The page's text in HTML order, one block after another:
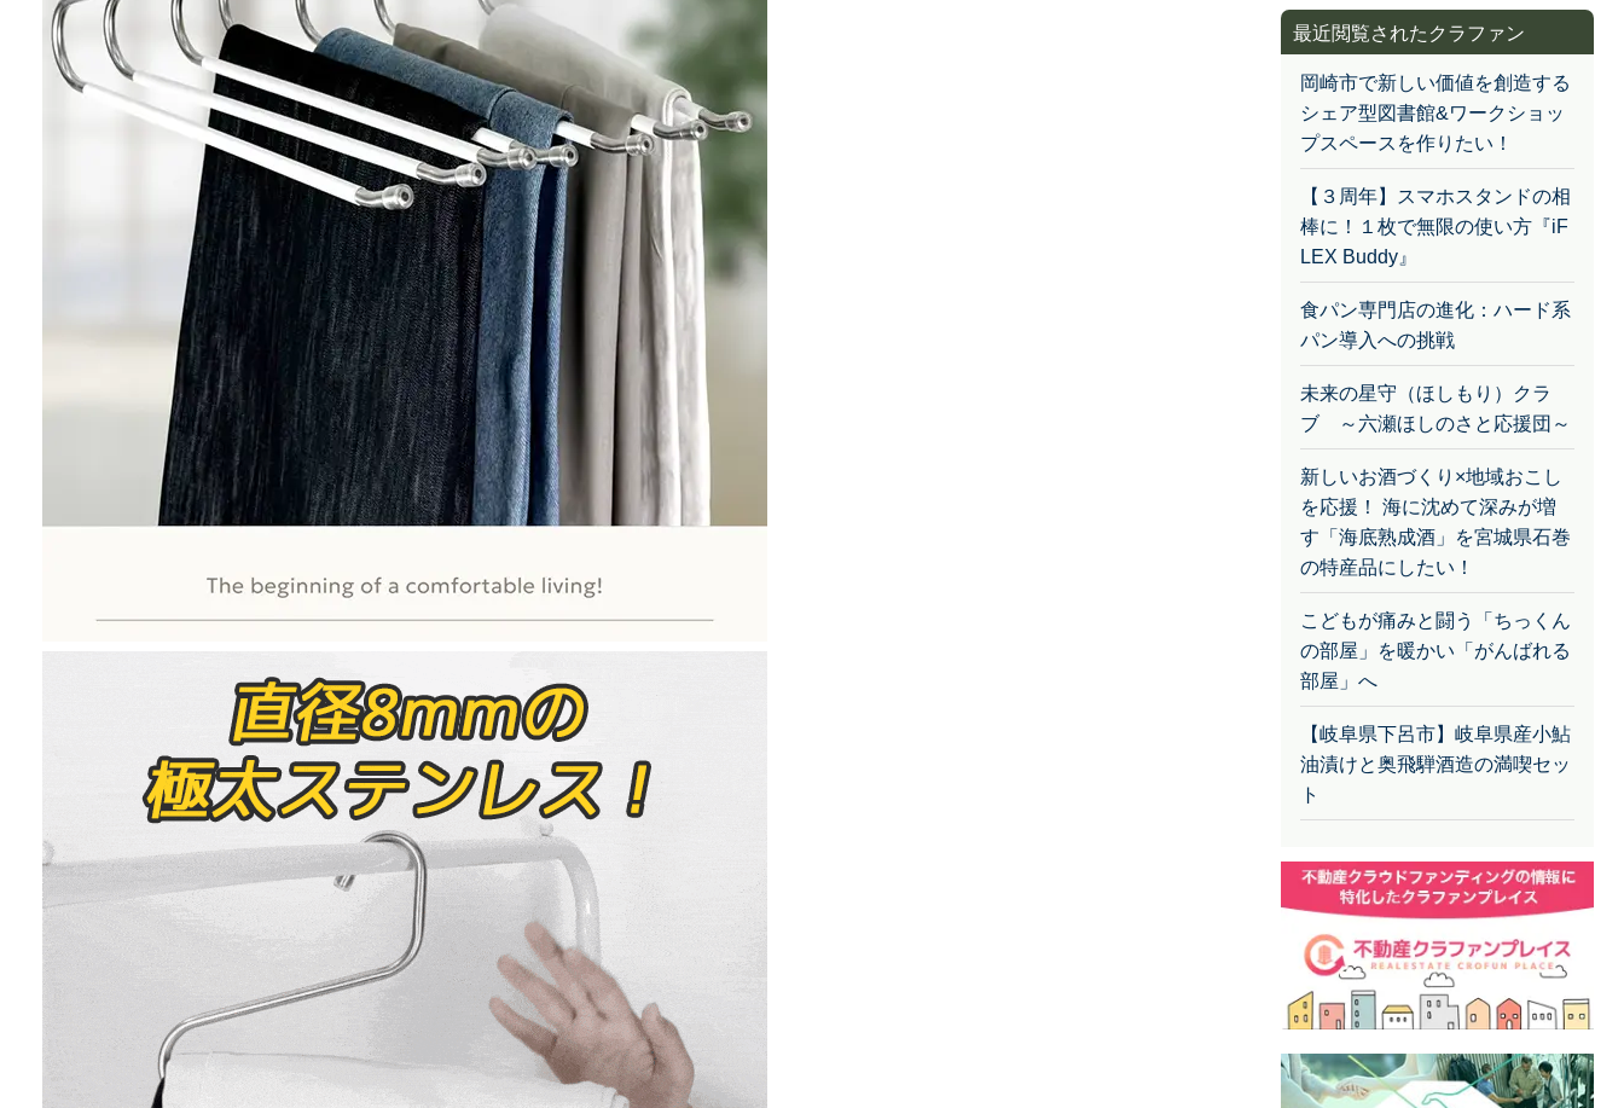
最近閲覧されたクラファン
岡崎市で新しい価値を創造する
シェア型図書館&ワークショッ
プスペースを作りたい！
【３周年】スマホスタンドの相
棒に！１枚で無限の使い方『iF
LEX Buddy』
食パン専門店の進化：ハード系
パン導入への挑戦
未来の星守（ほしもり）クラ
ブ ～六瀬ほしのさと応援団～
新しいお酒づくり×地域おこし
を応援！ 海に沈めて深みが増
す「海底熟成酒」を宮城県石巻
の特産品にしたい！
こどもが痛みと闘う「ちっくん
の部屋」を暖かい「がんばれる
部屋」へ
【岐阜県下呂市】岐阜県産小鮎
油漬けと奥飛騨酒造の満喫セッ
ト